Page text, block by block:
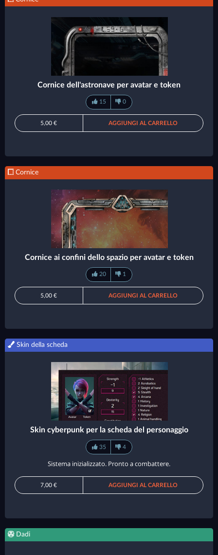
Cornice dell'astronave per avatar e token
15 0
5,00 € AGGIUNGI AL CARRELLO
Cornice
Cornice ai confini dello spazio per avatar e token
20 1
5,00 € AGGIUNGI AL CARRELLO
Skin della scheda
Skin cyberpunk per la scheda del personaggio
35 4
Sistema inizializzato. Pronto a combattere.
7,00 € AGGIUNGI AL CARRELLO
Dadi